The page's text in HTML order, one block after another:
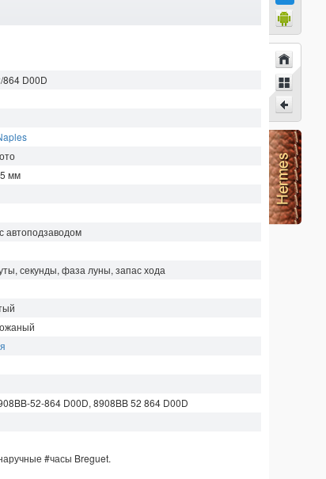
864 D00D
мм
автоподзаводом
секунды, фаза луны, запас хода
52-864 D00D, 8908BB 52 864 D00D
#часы Breguet.